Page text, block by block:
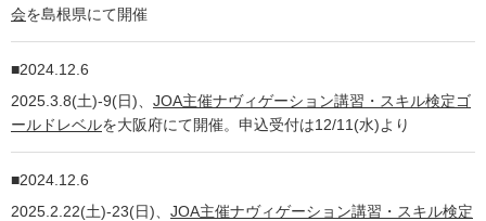
会を島根県にて開催
2024.12.6
2025.3.8(土)-9(日)、 JOA主催ナヴィゲーション講習・スキル検定ゴ
ールドレベルを大阪府にて開催。申込受付は12/11(水)より
2024.12.6
2025.2.22(土)-23(日)、 JOA主催ナヴィゲーション講習・スキル検定